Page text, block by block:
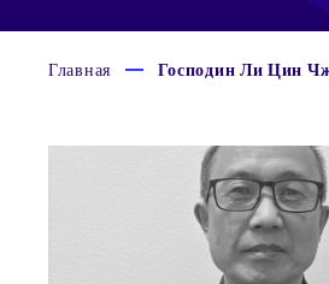
Главная Господин Ли Цин